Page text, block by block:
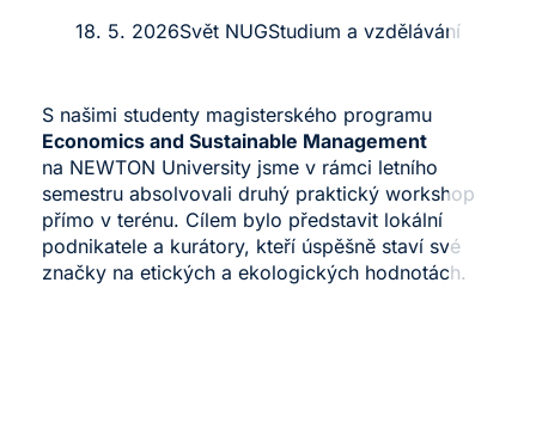
18. 5. 2026Svět NUGStudium a vzdělávání
S našimi studenty magisterského programu
Economics and Sustainable Management
na NEWTON University jsme v rámci letního
semestru absolvovali druhý praktický workshop
přímo v terénu. Cílem bylo představit lokální
podnikatele a kurátory, kteří úspěšně staví své
značky na etických a ekologických hodnotách.